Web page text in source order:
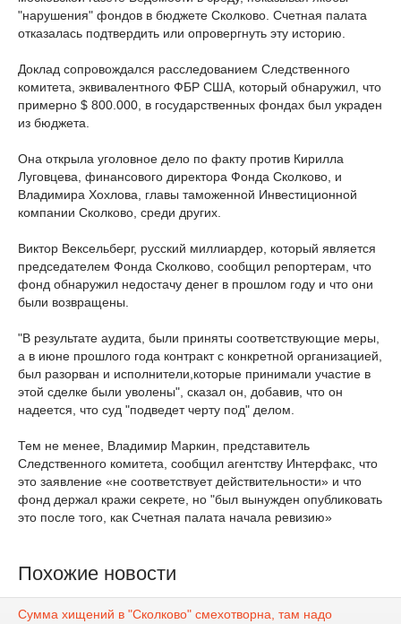
"нарушения" фондов в бюджете Сколково. Счетная палата
отказалась подтвердить или опровергнуть эту историю.
Доклад сопровождался расследованием Следственного
комитета, эквивалентного ФБР США, который обнаружил, что
примерно $ 800.000, в государственных фондах был украден
из бюджета.
Она открыла уголовное дело по факту против Кирилла
Луговцева, финансового директора Фонда Сколково, и
Владимира Хохлова, главы таможенной Инвестиционной
компании Сколково, среди других.
Виктор Вексельберг, русский миллиардер, который является
председателем Фонда Сколково, сообщил репортерам, что
фонд обнаружил недостачу денег в прошлом году и что они
были возвращены.
"В результате аудита, были приняты соответствующие меры,
а в июне прошлого года контракт с конкретной организацией,
был разорван и исполнители,которые принимали участие в
этой сделке были уволены", сказал он, добавив, что он
надеется, что суд "подведет черту под" делом.
Тем не менее, Владимир Маркин, представитель
Следственного комитета, сообщил агентству Интерфакс, что
это заявление «не соответствует действительности» и что
фонд держал кражи секрете, но "был вынужден опубликовать
это после того, как Счетная палата начала ревизию»
Похожие новости
Сумма хищений в "Сколково" смехотворна, там надо